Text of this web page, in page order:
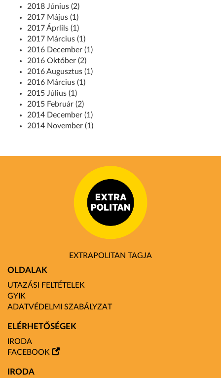
2018 Június (2)
2017 Május (1)
2017 Áprlils (1)
2017 Március (1)
2016 December (1)
2016 Október (2)
2016 Augusztus (1)
2016 Március (1)
2015 Július (1)
2015 Február (2)
2014 December (1)
2014 November (1)
EXTRAPOLITAN TAGJA
OLDALAK
UTAZÁSI FELTÉTELEK
GYIK
ADATVÉDELMI SZABÁLYZAT
ELÉRHETŐSÉGEK
IRODA
FACEBOOK
IRODA